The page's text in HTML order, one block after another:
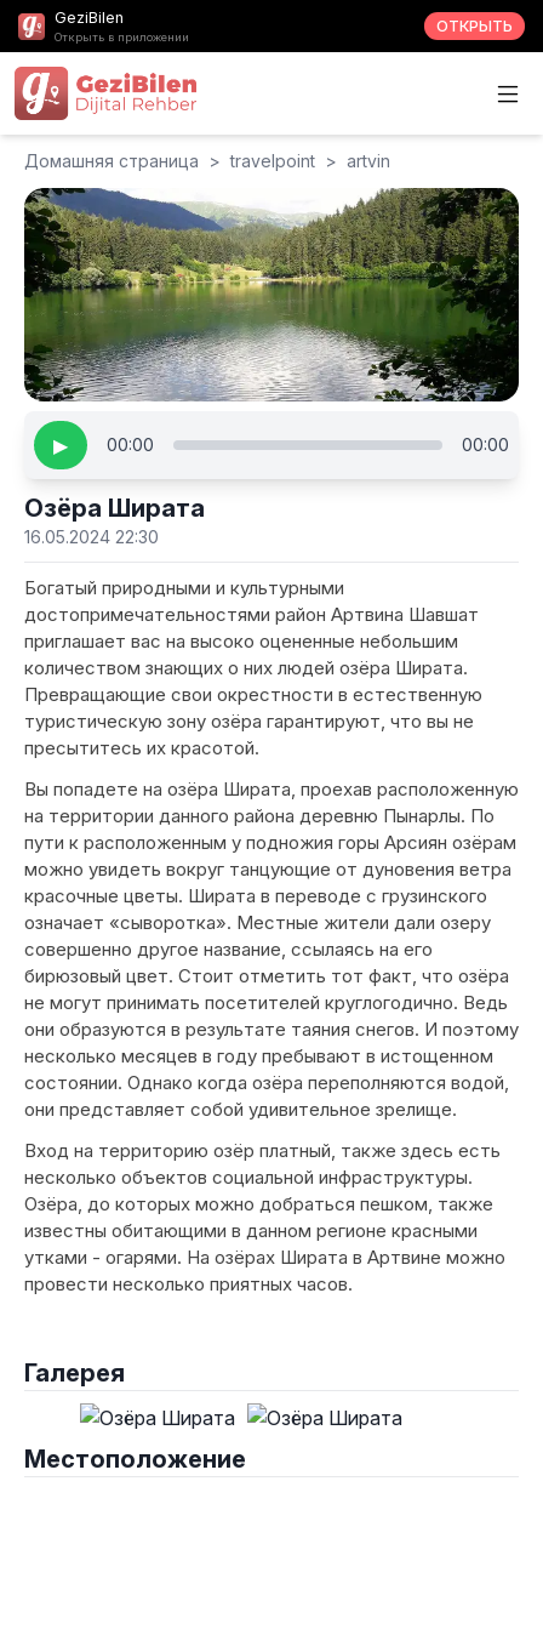
GeziBilen
Открыть в приложении
ОТКРЫТЬ
Домашняя страница > travelpoint > artvin
▶ 00:00 00:00
Озëра Ширата
16.05.2024 22:30
Богатый природными и культурными
достопримечательностями район Артвина Шавшат
приглашает вас на высоко оцененные небольшим
количеством знающих о них людей озёра Ширата.
Превращающие свои окрестности в естественную
туристическую зону озёра гарантируют, что вы не
пресытитесь их красотой.
Вы попадете на озёра Ширата, проехав расположенную
на территории данного района деревню Пынарлы. По
пути к расположенным у подножия горы Арсиян озёрам
можно увидеть вокруг танцующие от дуновения ветра
красочные цветы. Ширата в переводе с грузинского
означает «сыворотка». Местные жители дали озеру
совершенно другое название, ссылаясь на его
бирюзовый цвет. Стоит отметить тот факт, что озёра
не могут принимать посетителей круглогодично. Ведь
они образуются в результате таяния снегов. И поэтому
несколько месяцев в году пребывают в истощенном
состоянии. Однако когда озёра переполняются водой,
они представляет собой удивительное зрелище.
Вход на территорию озёр платный, также здесь есть
несколько объектов социальной инфраструктуры.
Озёра, до которых можно добраться пешком, также
известны обитающими в данном регионе красными
утками - огарями. На озёрах Ширата в Артвине можно
провести несколько приятных часов.
Галерея
Местоположение